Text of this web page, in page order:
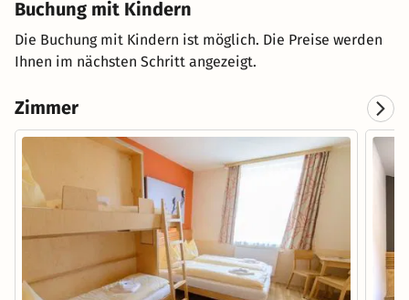
Buchung mit Kindern
Die Buchung mit Kindern ist möglich. Die Preise werden
Ihnen im nächsten Schritt angezeigt.
Zimmer